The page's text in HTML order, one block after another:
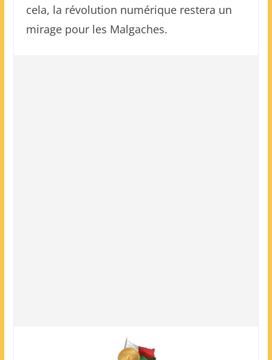
cela, la révolution numérique restera un
mirage pour les Malgaches.